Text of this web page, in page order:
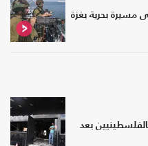
مسيرة بحرية بغزة
بعد